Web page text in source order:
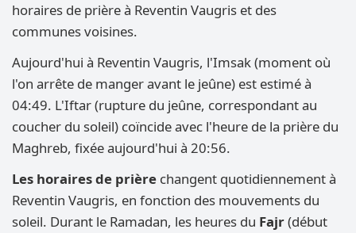
horaires de prière à Reventin Vaugris et des
communes voisines.
Aujourd'hui à Reventin Vaugris, l'Imsak (moment où
l'on arrête de manger avant le jeûne) est estimé à
04:49. L'Iftar (rupture du jeûne, correspondant au
coucher du soleil) coïncide avec l'heure de la prière du
Maghreb, fixée aujourd'hui à 20:56.
Les horaires de prière changent quotidiennement à
Reventin Vaugris, en fonction des mouvements du
soleil. Durant le Ramadan, les heures du Fajr(début